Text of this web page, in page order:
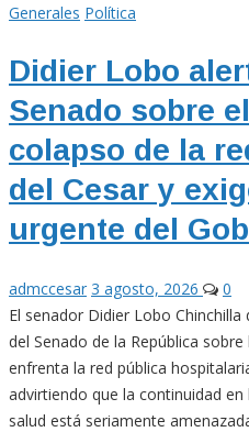
Generales Política
Didier Lobo
Senado sobre
colapso de la
del Cesar y
urgente del
admccesar 3 agosto, 2026
0
El senador Didier Lobo
del Senado de la República
enfrenta la red pública
advirtiendo que la continuidad
salud está seriamente